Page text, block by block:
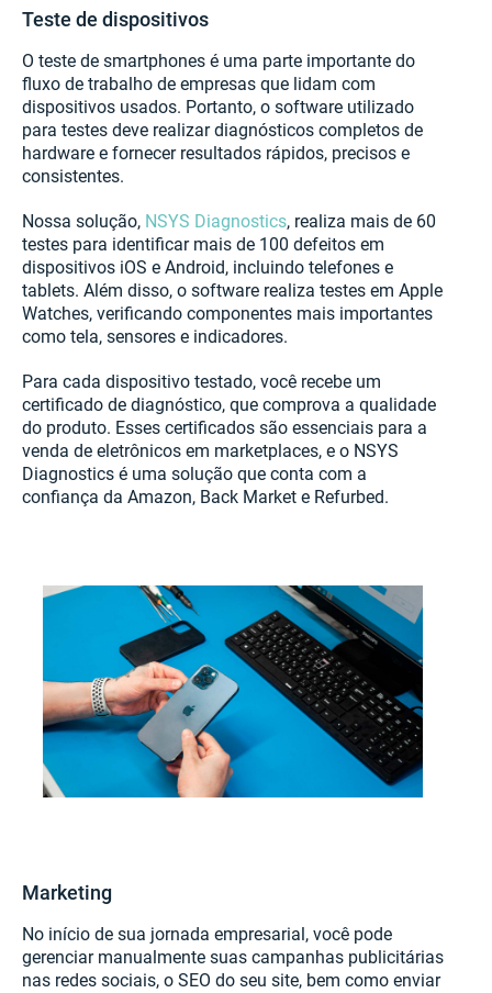
Teste de dispositivos
O teste de smartphones é uma parte importante do
fluxo de trabalho de empresas que lidam com
dispositivos usados. Portanto, o software utilizado
para testes deve realizar diagnósticos completos de
hardware e fornecer resultados rápidos, precisos e
consistentes.
Nossa solução, NSYS Diagnostics, realiza mais de 60
testes para identificar mais de 100 defeitos em
dispositivos iOS e Android, incluindo telefones e
tablets. Além disso, o software realiza testes em Apple
Watches, verificando componentes mais importantes
como tela, sensores e indicadores.
Para cada dispositivo testado, você recebe um
certificado de diagnóstico, que comprova a qualidade
do produto. Esses certificados são essenciais para a
venda de eletrônicos em marketplaces, e o NSYS
Diagnostics é uma solução que conta com a
confiança da Amazon, Back Market e Refurbed.
Marketing
No início de sua jornada empresarial, você pode
gerenciar manualmente suas campanhas publicitárias
nas redes sociais, o SEO do seu site, bem como enviar